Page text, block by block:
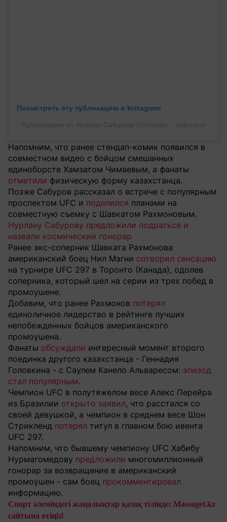
Посмотреть эту публикацию в Instagram
Напомним, что ранее стендап-комик появился в
совместном видео с бойцом смешанных
единоборств Хамзатом Чимаевым, а фанаты
отметили физическую форму казахстанца.
Позже Сабуров рассказал о встрече с популярным
проспектом UFC и поделился планами на
совместную съемку с Шавкатом Рахмоновым.
Нурлану Сабурову предложили подраться и
назвали космический гонорар
Ранее экс-соперник Шавката Рахмонова
американский боец Нил Мэгни сотворил сенсацию
на турнире UFC 297 в Торонто (Канада), одолев
соперника, который шел на серии из трех побед в
промоушене.
Добавим, что ранее Рахмонов потерял
единоличное лидерство в рейтинге лучших
непобежденных бойцов американского
промоушена.
Фанаты обсуждали интересный момент второго
поединка другого казахстанца - Геннадия
Головкина - с Саулем Канело Альваресом: эпизод
стал популярным.
Чемпион UFC в полутяжелом весе Алекс Перейра
из Бразилии открыто заявил, что расстался со
своей девушкой, а чемпион в среднем весе Шон
Стрикленд потерял титул в главном бою ивента
UFC 297.
Напомним, что бывшему чемпиону UFC Хабибу
Нурмагомедову предложили многомиллионный
гонорар за возвращение в американский
промоушен - сам боец прокомментировал
информацию.
Спорт әлеміндегі жаңалықтар қазақ тілінде: Massaget.kz
сайтына өтіңіз!